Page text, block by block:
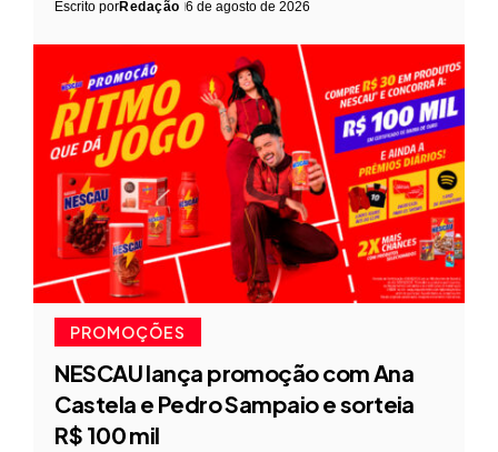
Escrito porRedação 6 de agosto de 2026
PROMOÇÕES
NESCAU lança promoção com Ana
Castela e Pedro Sampaio e sorteia
R$ 100 mil